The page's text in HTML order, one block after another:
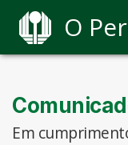
O
Em